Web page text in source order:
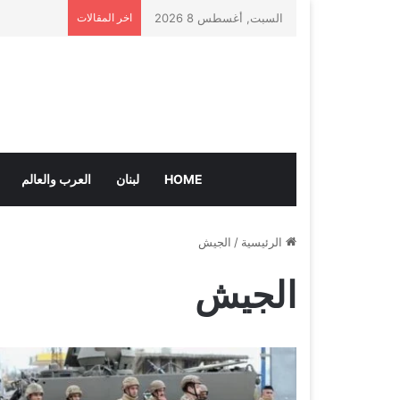
السبت, أغسطس 8 2026 اخر المقالات
HOME لبنان العرب والعالم
الرئيسية / الجيش
الجيش